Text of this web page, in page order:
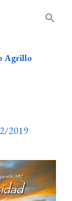
Agrillo
2019